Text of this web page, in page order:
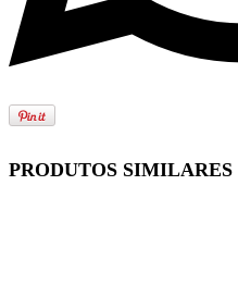
PRODUTOS SIMILARES